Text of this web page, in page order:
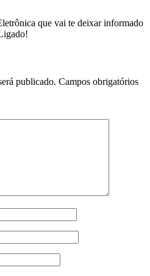
que vai te deixar informado
publicado. Campos obrigatórios